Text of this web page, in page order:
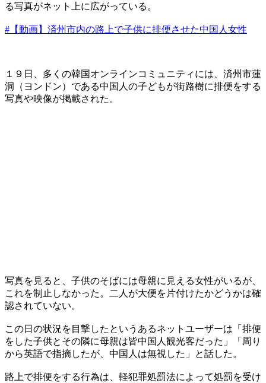
る写真がネット上に広がっている。​
#【動画】済州市内の路上で子供に排便させた中国人女性
１９日、多くの韓国オンラインコミュニティには、済州市蓮
洞（ヨンドン）である中国人の子どもが街路樹に排便をする
写真や映像が掲載された。
​写真を見ると、子供のそばには母親に見える女性がいるが、
これを制止しなかった。二人が大便を片付けたかどうかは確
認されていない。
​この日の状況を目撃したというあるネットユーザーは「排便
をした子供とその隣に母親は皆中国人観光客だった」「周り
から英語で指摘したが、中国人は無視した」と話した。
​路上で排便をする行為は、軽犯罪処罰法によって処罰を受け